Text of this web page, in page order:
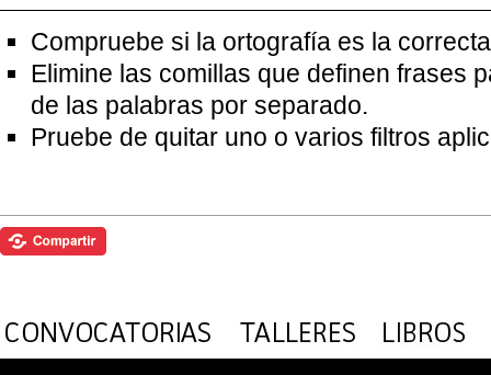
Compruebe si la ortografía es la
Elimine las comillas que definen frases
de las palabras por separado.
Pruebe de quitar uno o varios filtros